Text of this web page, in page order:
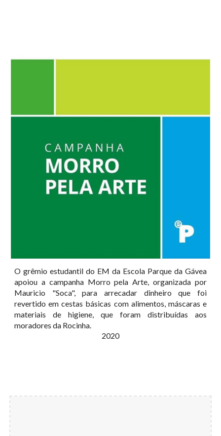
O grêmio estudantil do EM da Escola Parque da Gávea
apoiou a campanha Morro pela Arte, organizada por
Mauricio "Soca", para arrecadar dinheiro que foi
revertido em cestas básicas com alimentos, máscaras e
materiais de higiene, que foramdistribuídas aos
moradores da Rocinha.
2020